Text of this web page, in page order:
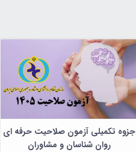
جزوه تکمیلی آزمون صلاحیت حرفه ای
روان شناسان و مشاوران